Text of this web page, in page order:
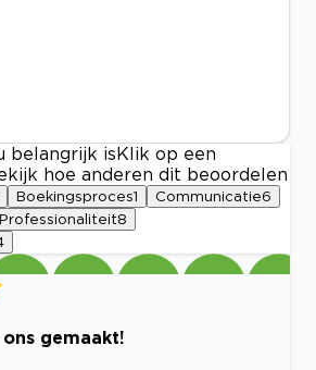
belangrijk is Klik op een
hoe anderen dit beoordelen
Boekingsproces1 Communicatie6
Professionaliteit8
gemaakt!